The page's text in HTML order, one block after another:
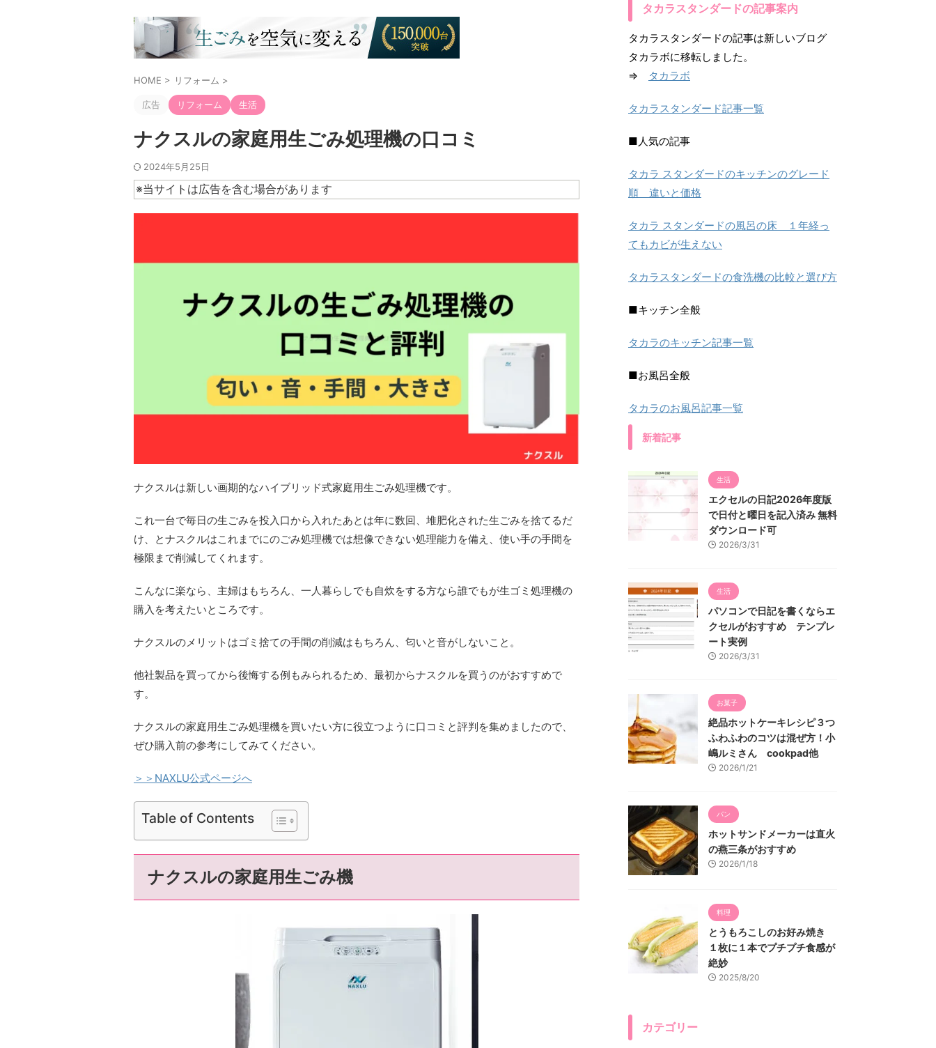
HOME > リフォーム >
広告 リフォーム 生活
ナクスルの家庭用生ごみ処理機の口コミ
2024年5月25日
※当サイトは広告を含む場合があります
ナクスルは新しい画期的なハイブリッド式家庭用生ごみ処理機です。
これ一台で毎日の生ごみを投入口から入れたあとは年に数回、堆肥化された生ごみを捨てるだ
け、とナスクルはこれまでにのごみ処理機では想像できない処理能力を備え、使い手の手間を
極限まで削減してくれます。
こんなに楽なら、主婦はもちろん、一人暮らしでも自炊をする方なら誰でもが生ゴミ処理機の
購入を考えたいところです。
ナクスルのメリットはゴミ捨ての手間の削減はもちろん、匂いと音がしないこと。
他社製品を買ってから後悔する例もみられるため、最初からナスクルを買うのがおすすめで
す。
ナクスルの家庭用生ごみ処理機を買いたい方に役立つように口コミと評判を集めましたので、
ぜひ購入前の参考にしてみてください。
＞＞NAXLU公式ページへ
Table of Contents
ナクスルの家庭用生ごみ機
タカラスタンダードの記事案内
タカラスタンダードの記事は新しいブログ
タカラボに移転しました。
⇒
タカラボ
タカラスタンダード記事一覧
■人気の記事
タカラ スタンダードのキッチンのグレード
順 違いと価格
タカラ スタンダードの風呂の床 １年経っ
てもカビが生えない
タカラスタンダードの食洗機の比較と選び方
■キッチン全般
タカラのキッチン記事一覧
■お風呂全般
タカラのお風呂記事一覧
新着記事
生活
エクセルの日記2026年度版
で日付と曜日を記入済み 無料
ダウンロード可
2026/3/31
生活
パソコンで日記を書くならエ
クセルがおすすめ テンプレ
ート実例
2026/3/31
お菓子
絶品ホットケーキレシピ３つ
ふわふわのコツは混ぜ方！小
嶋ルミさん cookpad他
2026/1/21
パン
ホットサンドメーカーは直火
の燕三条がおすすめ
2026/1/18
料理
とうもろこしのお好み焼き
１枚に１本でプチプチ食感が
絶妙
2025/8/20
カテゴリー